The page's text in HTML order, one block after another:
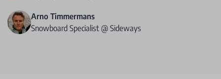
Arno Timmermans
Snowboard Specialist @ Sideways